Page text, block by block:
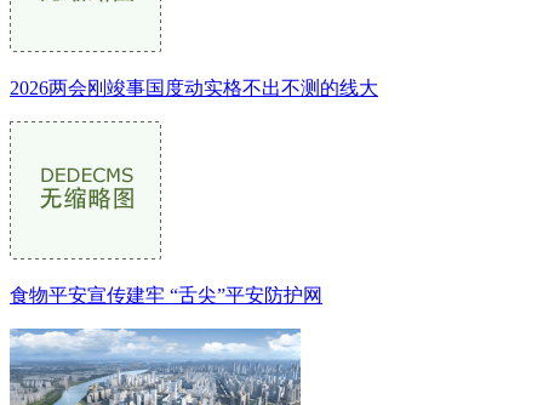
2026两会刚竣事国度动实格不出不测的线大
食物平安宣传建牢 “舌尖”平安防护网